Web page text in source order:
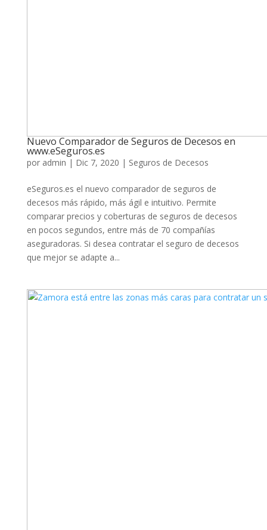
Nuevo Comparador de Seguros de Decesos en
www.eSeguros.es
por admin | Dic 7, 2020 | Seguros de Decesos
eSeguros.es el nuevo comparador de seguros de
decesos más rápido, más ágil e intuitivo. Permite
comparar precios y coberturas de seguros de decesos
en pocos segundos, entre más de 70 compañías
aseguradoras. Si desea contratar el seguro de decesos
que mejor se adapte a...